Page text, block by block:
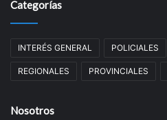
Categorías
INTERÉS GENERAL POLICIALES
REGIONALES PROVINCIALES
Nosotros